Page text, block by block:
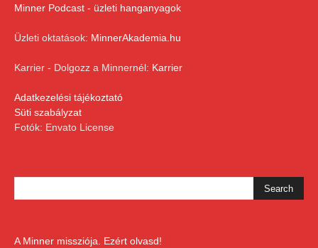
Minner Podcast - üzleti hanganyagok
Üzleti oktatások: MinnerAkademia.hu
Karrier - Dolgozz a Minnernél: Karrier
Adatkezelési tájékoztató
Süti szabályzat
Fotók: Envato License
A Minner missziója. Ezért olvasd!